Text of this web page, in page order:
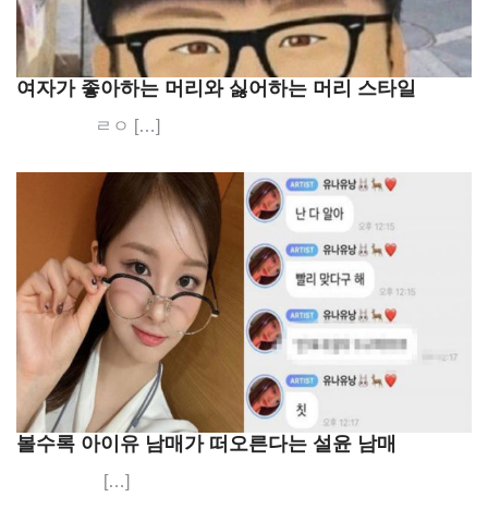
여자가 좋아하는 머리와 싫어하는 머리 스타일
ㄹㅇ […]
볼수록 아이유 남매가 떠오른다는 설윤 남매
[…]